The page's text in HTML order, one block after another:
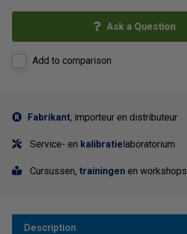
Ask a Question
Add to comparison
Fabrikant, importeur en distributeur
Service- en kalibratielaboratorium
Cursussen, trainingen en workshops
Description